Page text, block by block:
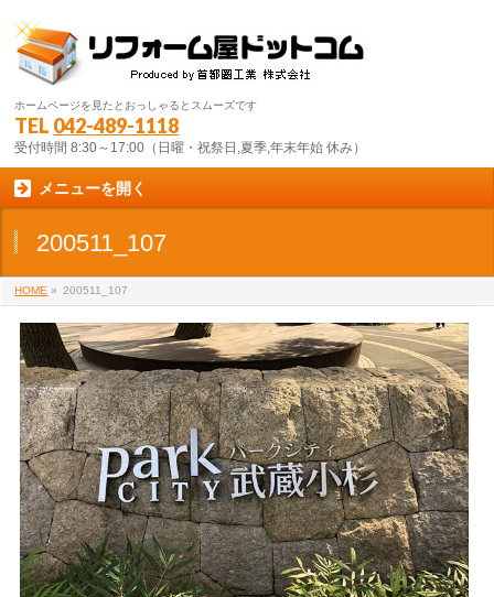
ホームページを見たとおっしゃるとスムーズです
TEL 042-489-1118
受付時間 8:30～17:00（日曜・祝祭日,夏季,年末年始 休み）
メニューを開く
200511_107
HOME » 200511_107